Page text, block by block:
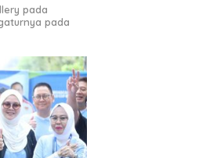
pada
pada